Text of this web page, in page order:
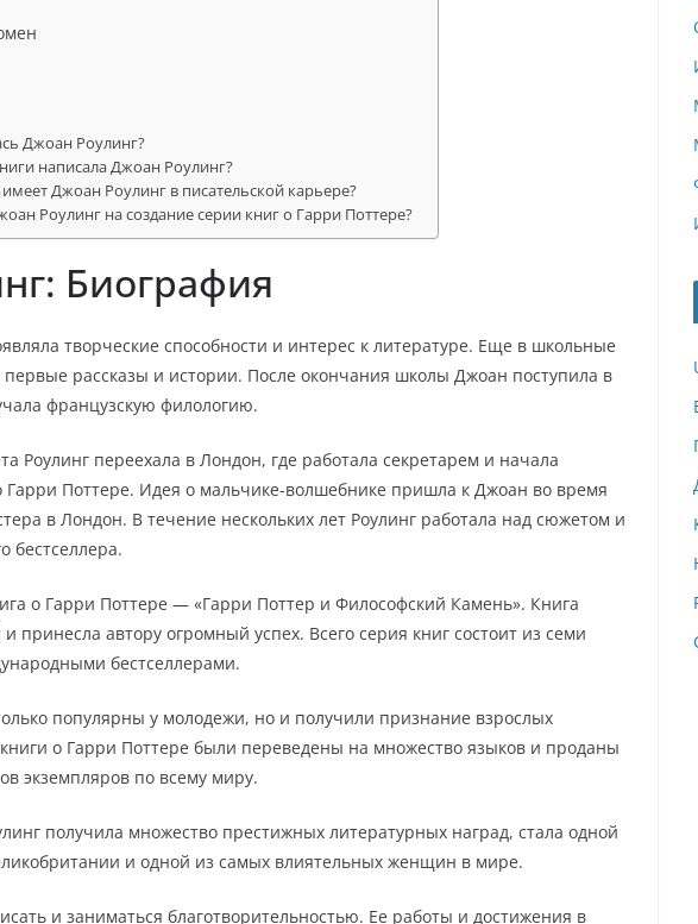
Джоан Роулинг?
написала Джоан Роулинг?
Джоан Роулинг в писательской карьере?
Роулинг на создание серии книг о Гарри Поттере?
Биография
творческие способности и интерес к литературе. Еще в школьные
первые рассказы и истории. После окончания школы Джоан поступила в
французскую филологию.
Роулинг переехала в Лондон, где работала секретарем и начала
Гарри Поттере. Идея о мальчике-волшебнике пришла к Джоан во время
в Лондон. В течение нескольких лет Роулинг работала над сюжетом и
бестселлера.
о Гарри Поттере — «Гарри Поттер и Философский Камень». Книга
принесла автору огромный успех. Всего серия книг состоит из семи
бестселлерами.
популярны у молодежи, но и получили признание взрослых
о Гарри Поттере были переведены на множество языков и проданы
экземпляров по всему миру.
получила множество престижных литературных наград, стала одной
и одной из самых влиятельных женщин в мире.
и заниматься благотворительностью. Ее работы и достижения в